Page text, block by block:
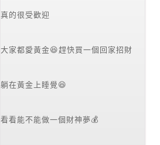
真的很受歡迎
大家都愛黃金😆趕快買一個回家招財
躺在黃金上睡覺😆
看看能不能做一個財神夢💰